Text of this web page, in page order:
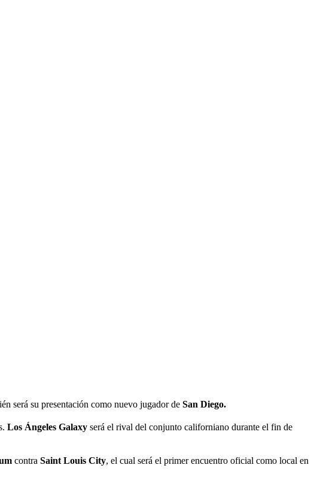
será su presentación como nuevo jugador de San Diego.
Los Ángeles Galaxy será el rival del conjunto californiano durante el fin de
contra Saint Louis City, el cual será el primer encuentro oficial como local en